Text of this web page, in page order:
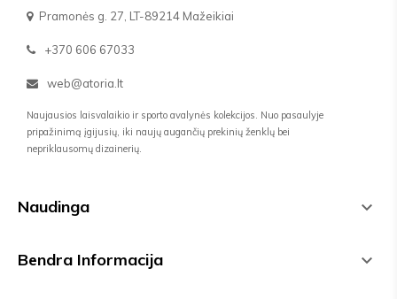
Pramonės g. 27, LT-89214 Mažeikiai
+370 606 67033
web@atoria.lt
Naujausios laisvalaikio ir sporto avalynės kolekcijos. Nuo pasaulyje
pripažinimą įgijusių, iki naujų augančių prekinių ženklų bei
nepriklausomų dizainerių.
Naudinga 
Bendra Informacija 